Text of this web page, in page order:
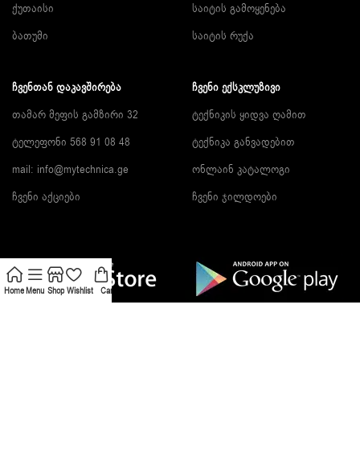
ქუთაისი
ბათუმი
საიტის გამოყენება
საიტის რუქა
ᲩᲕᲔᲜᲗᲐᲜ ᲓᲐᲙᲐᲕᲨᲘᲠᲔᲑᲐ
თამარ მეფის გამზირი 32
ტელეფონი 568 91 08 48
mail: info@mytechnica.ge
ჩვენი აქციები
ᲩᲕᲔᲜᲘ ᲔᲥᲡᲙᲚᲣᲖᲘᲕᲘ
ტექნიკის ყიდვა ღამით
ტექნიკა განვადებით
ონლაინ კატალოგი
ჩვენი ჯილდოები
HomeMenu Shop Wishlist Cart